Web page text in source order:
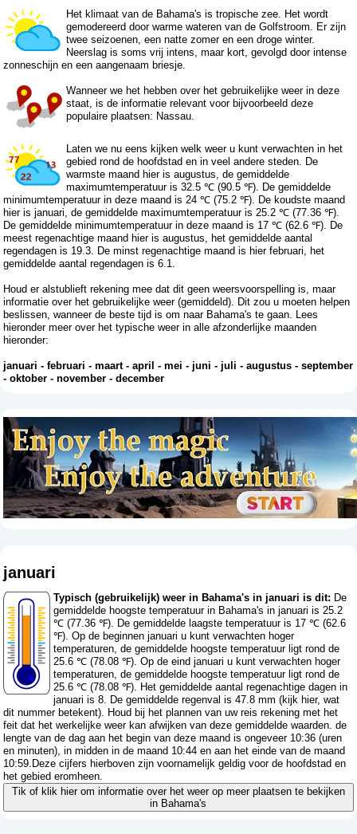
Het klimaat van de Bahama's is tropische zee. Het wordt
gemodereerd door warme wateren van de Golfstroom. Er zijn
twee seizoenen, een natte zomer en een droge winter.
Neerslag is soms vrij intens, maar kort, gevolgd door intense
zonneschijn en een aangenaam briesje.
Wanneer we het hebben over het gebruikelijke weer in deze
staat, is de informatie relevant voor bijvoorbeeld deze
populaire plaatsen: Nassau.
Laten we nu eens kijken welk weer u kunt verwachten in het
gebied rond de hoofdstad en in veel andere steden. De
warmste maand hier is augustus, de gemiddelde
maximumtemperatuur is 32.5 ℃ (90.5 ℉). De gemiddelde
minimumtemperatuur in deze maand is 24 ℃ (75.2 ℉). De koudste maand
hier is januari, de gemiddelde maximumtemperatuur is 25.2 ℃ (77.36 ℉).
De gemiddelde minimumtemperatuur in deze maand is 17 ℃ (62.6 ℉). De
meest regenachtige maand hier is augustus, het gemiddelde aantal
regendagen is 19.3. De minst regenachtige maand is hier februari, het
gemiddelde aantal regendagen is 6.1.
Houd er alstublieft rekening mee dat dit geen weersvoorspelling is, maar
informatie over het gebruikelijke weer (gemiddeld). Dit zou u moeten helpen
beslissen, wanneer de beste tijd is om naar Bahama's te gaan. Lees
hieronder meer over het typische weer in alle afzonderlijke maanden
hieronder:
januari -februari -maart-april -mei - juni - juli -augustus -september
-oktober -november -december
januari
Typisch (gebruikelijk) weer in Bahama's in januari is dit: De
gemiddelde hoogste temperatuur in Bahama's in januari is 25.2
℃ (77.36 ℉). De gemiddelde laagste temperatuur is 17 ℃ (62.6
℉). Op de beginnen januari u kunt verwachten hoger
temperaturen, de gemiddelde hoogste temperatuur ligt rond de
25.6 ℃ (78.08 ℉). Op de eind januari u kunt verwachten hoger
temperaturen, de gemiddelde hoogste temperatuur ligt rond de
25.6 ℃ (78.08 ℉). Het gemiddelde aantal regenachtige dagen in
januari is 8. De gemiddelde regenval is 47.8 mm (kijk hier, wat
dit nummer betekent). Houd bij het plannen van uw reis rekening met het
feit dat het werkelijke weer kan afwijken van deze gemiddelde waarden. de
lengte van de dag aan het begin van deze maand is ongeveer 10:36 (uren
en minuten), in midden in de maand 10:44 en aan het einde van de maand
10:59.Deze cijfers hierboven zijn voornamelijk geldig voor de hoofdstad en
het gebied eromheen.
Tik of klik hier om informatie over het weer op meer plaatsen te bekijken
in Bahama's